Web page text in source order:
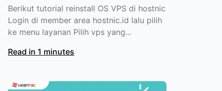
Berikut tutorial reinstall OS VPS di hostnic
Login di member area hostnic.id lalu pilih
ke menu layanan Pilih vps yang...
Read in 1 minutes